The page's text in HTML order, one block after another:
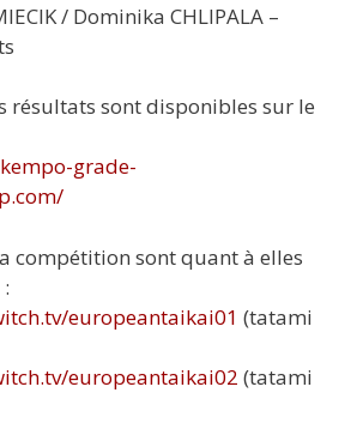
/ Dominika CHLIPALA –
résultats sont disponibles sur le
grade-
compétition sont quant à elles
europeantaikai01 (tatami
europeantaikai02 (tatami